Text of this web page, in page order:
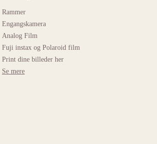
Rammer
Engangskamera
Analog Film
Fuji instax og Polaroid film
Print dine billeder her
Se mere